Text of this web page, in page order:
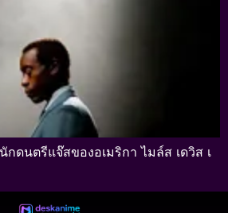
กดนตรีแจ๊สของอเมริกา ไมล์ส เดวิส เ